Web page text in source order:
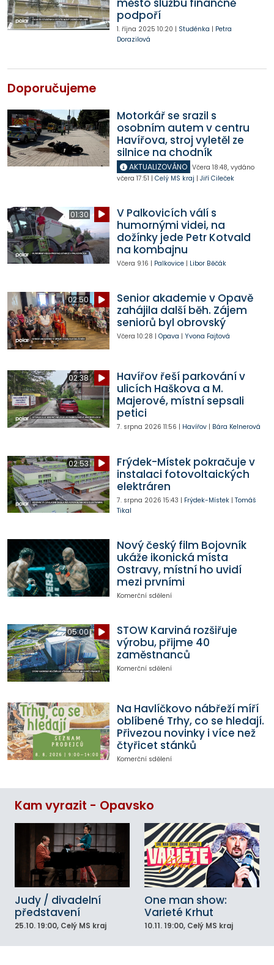
město službu finančně
podpoří
1. října 2025 10:20 | Studénka | Petra
Dorazilová
Doporučujeme
Motorkář se srazil s
osobním autem v centru
Havířova, stroj vyletěl ze
silnice na chodník
AKTUALIZOVÁNO Včera 18:48, vydáno
včera 17:51 | Celý MS kraj | Jiří Cileček
01:30
V Palkovicích válí s
humornými videi, na
dožínky jede Petr Kotvald
na kombajnu
Včera 9:16 | Palkovice| Libor Běčák
02:50
Senior akademie v Opavě
zahájila další běh. Zájem
seniorů byl obrovský
Včera 10:28 | Opava | Yvona Fajtová
02:38
Havířov řeší parkování v
ulicích Haškova a M.
Majerové, místní sepsali
petici
7. srpna 2026 11:56 | Havířov| Bára Kelnerová
02:53
Frýdek-Místek pokračuje v
instalaci fotovoltaických
elektráren
7. srpna 2026 15:43 | Frýdek-Místek| Tomáš
Tikal
Nový český film Bojovník
ukáže ikonická místa
Ostravy, místní ho uvidí
mezi prvními
Komerční sdělení
05:00
STOW Karviná rozšiřuje
výrobu, přijme 40
zaměstnanců
Komerční sdělení
Na Havlíčkovo nábřeží míří
oblíbené Trhy, co se hledají.
Přivezou novinky i více než
čtyřicet stánků
Komerční sdělení
Kam vyrazit - Opavsko
Judy / divadelní
představení
25.10. 19:00, Celý MS kraj
One man show:
Varieté Krhut
10.11. 19:00, Celý MS kraj